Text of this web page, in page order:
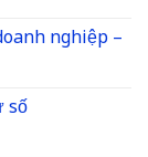
nghiệp –
số